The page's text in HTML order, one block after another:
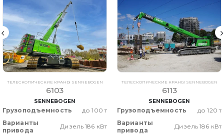
ТЕЛЕСКОПИЧЕСКИЕ КРАНЫ SENNEBOGEN
6103
SENNEBOGEN
Грузоподъемность
до 100 т
Варианты
привода
Дизель 186 кВт
ТЕЛЕСКОПИЧЕСКИЕ КРАНЫ SENNEBOGEN
6113
SENNEBOGEN
Грузоподъемность
до 120 т
Варианты
привода
Дизель 186 кВт